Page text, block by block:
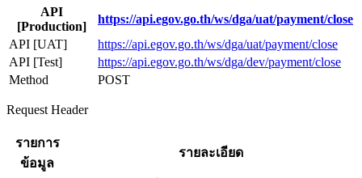
API
[Production]
https://api.egov.go.th/ws/dga/uat/payment/close
API [UAT]
https://api.egov.go.th/ws/dga/uat/payment/close
API [Test]
https://api.egov.go.th/ws/dga/dev/payment/close
Method
POST
Request Header
รายการ
ข้อมูล
รายละเอียด